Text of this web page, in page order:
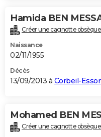
Hamida BEN
Créer une cagnotte
Naissance
02/11/1955
Décès
13/09/2013 à Corbeil-
Mohamed BEN
Créer une cagnotte